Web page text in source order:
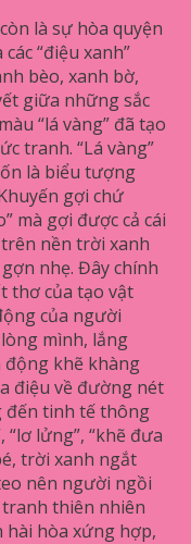
là sự hòa quyện
“điệu xanh”
bèo, xanh bờ,
giữa những sắc
“lá vàng” đã tạo
tranh. “Lá vàng”
là biểu tượng
gợi chứ
mà gợi được cả cái
nền trời xanh
nhẹ. Đây chính
thơ của tạo vật
của người
mình, lắng
khẽ khàng
điệu về đường nét
đến tinh tế thông
lửng”, “khẽ đưa
trời xanh ngắt
nên người ngồi
tranh thiên nhiên
hài hòa xứng hợp,